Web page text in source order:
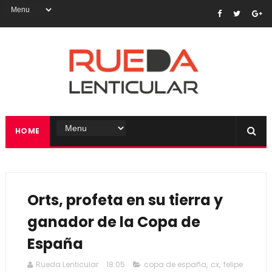
HOME
Orts, profeta en su tierra y
ganador de la Copa de
España
Rueda Lenticular 18:05 copa de españa, cx, felipe